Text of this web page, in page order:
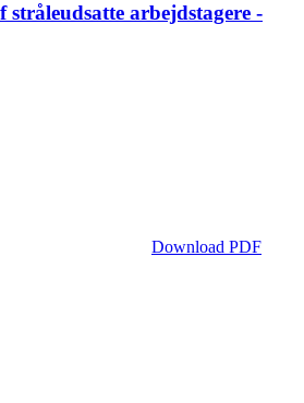
stråleudsatte arbejdstagere -
Download PDF